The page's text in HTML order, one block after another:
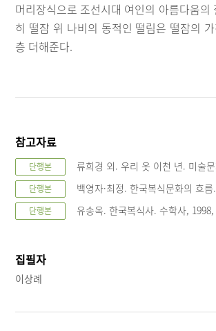
머리장식으로 조선시대 여인의 아름다움의
히 떨잠 위 나비의 동적인 떨림은 떨잠의
층 더해준다.
참고자료
단행본 류희경 외. 우리 옷 이천 년. 미술
단행본 백영자·최정. 한국복식문화의 흐
단행본 유송옥. 한국복식사. 수학사, 1998,
집필자
이상례